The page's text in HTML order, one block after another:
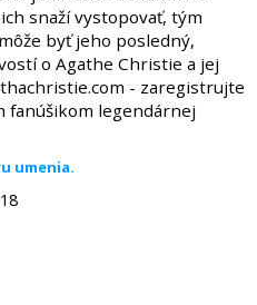
snaží vystopovať, tým
byť jeho posledný,
o Agathe Christie a jej
- zaregistrujte
fanúšikom legendárnej
umenia.